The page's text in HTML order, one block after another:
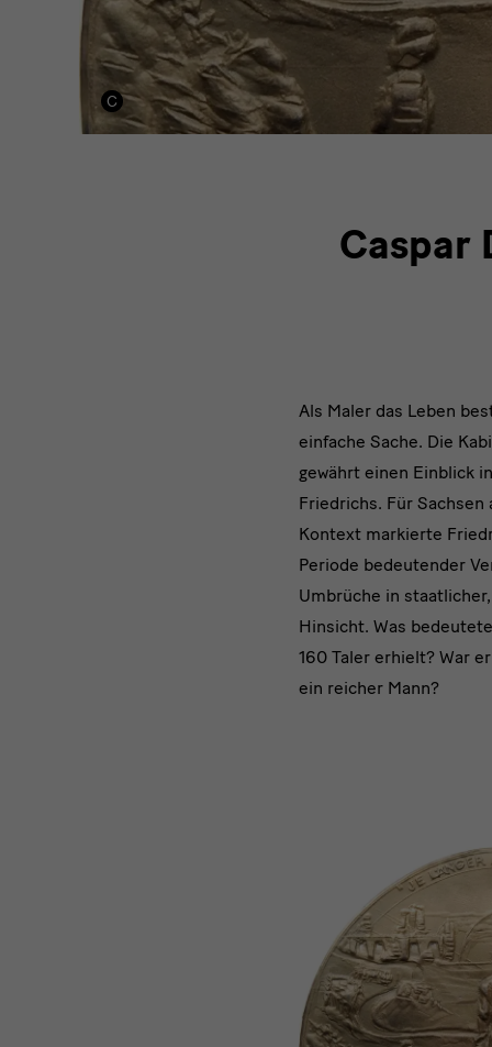
Caspar
Als Maler das Leben
einfache Sache. Die
gewährt einen Einblick
Friedrichs. Für
Kontext markierte
Periode bedeutender
Umbrüche in
Hinsicht. Was
160 Taler erhielt? War
ein reicher Mann?